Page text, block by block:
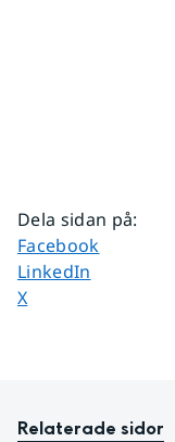
Dela sidan på:
Dela sidan på
Facebook
Dela sidan på
LinkedIn
Dela sidan på
X
Relaterade sidor